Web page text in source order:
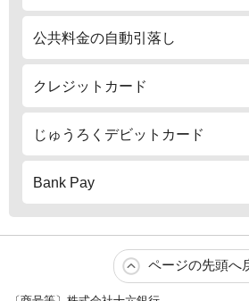
公共料金の自動引落し
クレジットカード
じゅうろくデビットカード
Bank Pay
ページの先頭へ